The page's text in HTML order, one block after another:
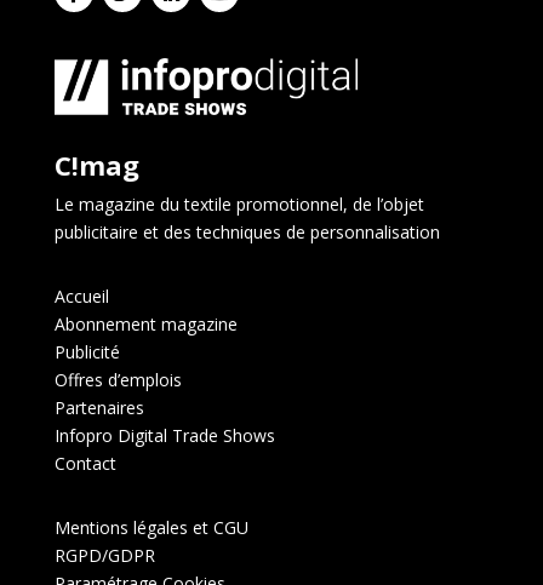
C!mag
Le magazine du textile promotionnel, de l’objet
publicitaire et des techniques de personnalisation
Accueil
Abonnement magazine
Publicité
Offres d’emplois
Partenaires
Infopro Digital Trade Shows
Contact
Mentions légales et CGU
RGPD/GDPR